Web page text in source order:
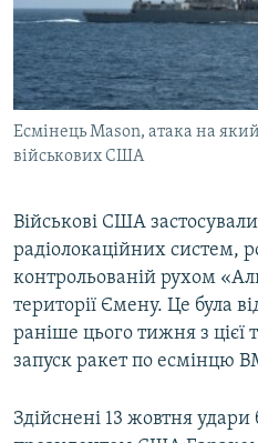
ВІДЕОУРОКИ «ELIFBE»
СВІДЧЕННЯ ОКУПАЦІЇ
УКРАЇНСЬКА ПРОБЛЕМА КРИМУ
ІНФОГРАФІКА
Русский
Qırımtatar
ДОЛУЧАЙСЯ!
Усі сайти RFE/RL
Есмінець Mason, атака на
військових США
Військові США
радіолокаційних систем,
контрольованій рухом
території Ємену. Це була
раніше цього тижня з цієї
запуск ракет по есмінцю
Здійснені 13 жовтня удари